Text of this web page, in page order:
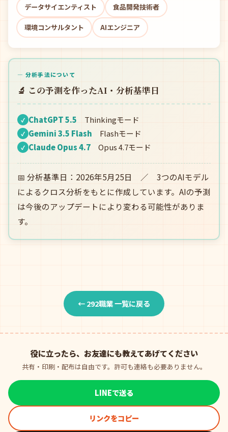
データサイエンティスト 食品開発技術者
環境コンサルタント AIエンジニア
— 分析手法について
🔬 この予測を作ったAI・分析基準日
✓ ChatGPT 5.5 Thinkingモード
✓ Gemini 3.5 Flash Flashモード
✓ Claude Opus 4.7 Opus 4.7モード
📅 分析基準日：2026年5月25日 ／ 3つのAIモデル
によるクロス分析をもとに作成しています。AIの予測
は今後のアップデートにより変わる可能性がありま
す。
← 292職業 一覧に戻る
役に立ったら、お友達にも教えてあげてください
共有・印刷・配布は自由です。許可も連絡も必要ありません。
LINEで送る
リンクをコピー